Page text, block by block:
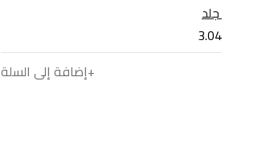
كرسي جلد
3.040
إضافة إلى السلة